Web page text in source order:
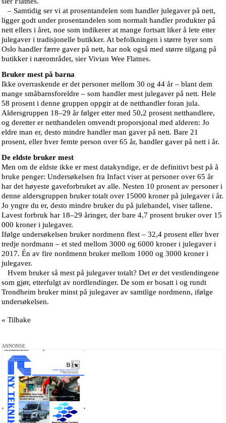
– Samtidig ser vi at prosentandelen som handler julegaver på nett,
ligger godt under prosentandelen som normalt handler produkter på
nett ellers i året, noe som indikerer at mange fortsatt liker å lete etter
julegaver i tradisjonelle butikker. At befolkningen i større byer som
Oslo handler færre gaver på nett, har nok også med større tilgang på
butikker i nærområdet, sier Vivian Wee Flatnes.
Bruker mest på barna
Ikke overraskende er det personer mellom 30 og 44 år – blant dem
mange småbarnsforeldre – som handler mest julegaver på nett. Hele
58 prosent i denne gruppen oppgir at de netthandler foran jula.
Aldersgruppen 18–29 år følger etter med 50,2 prosent netthandlere,
og deretter er netthandelen omvendt proporsjonal med alderen: Jo
eldre man er, desto mindre handler man gaver på nett. Bare 21
prosent, eller hver femte person over 65 år, handler gaver på nett i år.
De eldste bruker mest
Men om de eldste ikke er mest datakyndige, er de definitivt best på å
bruke penger: Undersøkelsen fra Infact viser at personer over 65 år
har det høyeste gaveforbruket av alle. Nesten 10 prosent av personer i
denne aldersgruppen bruker totalt over 15000 kroner på julegaver i år.
Jo yngre du er, desto mindre bruker du på julehandel, viser tallene.
Lavest forbruk har 18–29 åringer, der bare 4,7 prosent bruker over 15
000 kroner i julegaver.
Ifølge undersøkelsen bruker nordmenn flest – 32,4 prosent eller hver
tredje nordmann – et sted mellom 3000 og 6000 kroner i julegaver i
2017. Én av fire nordmenn bruker mellom 1000 og 3000 kroner i
julegaver.
Hvem bruker så mest på julegaver totalt? Det er det vestlendingene
som gjør, etterfulgt av nordlendinger. De som er bosatt i og rundt
Trondheim bruker minst på julegaver av samtlige nordmenn, ifølge
undersøkelsen.
« Tilbake
ANNONSE